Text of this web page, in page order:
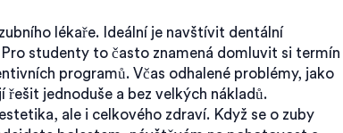
lékaře. Ideální je navštívit dentální
studenty to často znamená domluvit si termín
programů. Včas odhalené problémy, jako
řešit jednoduše a bez velkých nákladů.
ale i celkového zdraví. Když se o zuby